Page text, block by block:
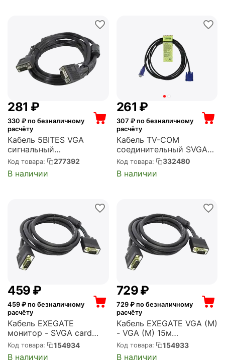
‍281‍ ₽
330 ₽ по безналичному
расчёту
Кабель 5BITES VGA
сигнальный
HD15M/HD15M,
ферр.кольца, 3м. (APC-
133-030)
Код товара: 277392
В наличии
‍261‍ ₽
307 ₽ по безналичному
расчёту
Кабель TV-COM
соединительный SVGA
(15M/M) 3m 2 фильтра
(QCG120H-3M)
Код товара: 332480
В наличии
‍459‍ ₽
459 ₽ по безналичному
расчёту
Кабель EXEGATE
монитор - SVGA card
(15M -15M) 10м 2
фильтра, позолоченные
Код товара: 154934
В наличии
‍729‍₽
729₽ по безналичному
расчёту
Кабель EXEGATE VGA (M)
- VGA (M) 15м
(EX169517RUS)
Код товара: 154933
В наличии